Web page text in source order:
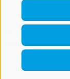
COOKIE PRÄFERENZEN